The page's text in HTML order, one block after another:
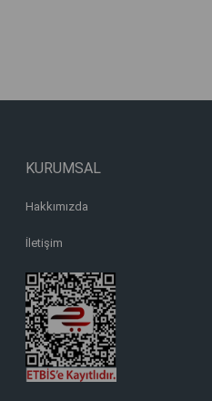
KURUMSAL
Hakkımızda
İletişim